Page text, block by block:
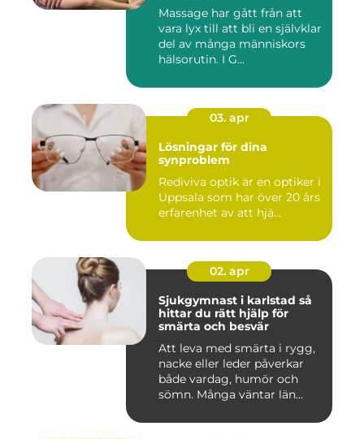
Massage har gått från att
vara lyx till att bli en självklar
del av många människors
hälsorutin. I G...
03. apr
Lösningar för dina
synproblem
Rediviva optik är en optiker i
Uppsala som har över 20 års
erfarenhet av att hjä...
02. apr
Sjukgymnast i karlstad så
hittar du rätt hjälp för
smärta och besvär
Att leva med smärta i rygg,
nacke eller leder påverkar
både vardag, humör och
sömn. Många väntar län...